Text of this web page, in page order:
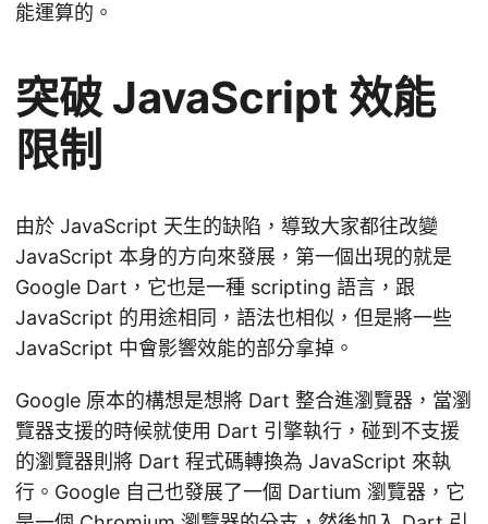
能運算的。
突破 JavaScript 效能
限制
由於 JavaScript 天生的缺陷，導致大家都往改變
JavaScript 本身的方向來發展，第一個出現的就是
Google Dart，它也是一種 scripting 語言，跟
JavaScript 的用途相同，語法也相似，但是將一些
JavaScript 中會影響效能的部分拿掉。
Google 原本的構想是想將 Dart 整合進瀏覽器，當瀏
覽器支援的時候就使用 Dart 引擎執行，碰到不支援
的瀏覽器則將 Dart 程式碼轉換為 JavaScript 來執
行。Google 自己也發展了一個 Dartium 瀏覽器，它